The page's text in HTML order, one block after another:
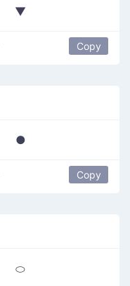
▼
Copy
●
Copy
⬭